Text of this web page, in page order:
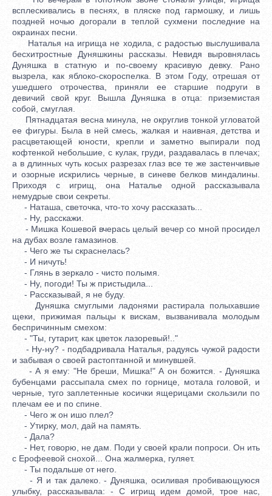
всплескивались в песнях, в пляске под гармошку, и лишь
поздней ночью догорали в теплой сухмени последние на
окраинах песни.
Наталья на игрища не ходила, с радостью выслушивала
бесхитростные Дуняшкины рассказы. Невидя выровнялась
Дуняшка в статную и по-своему красивую девку. Рано
вызрела, как яблоко-скороспелка. В этом Году, отрешая от
ушедшего отрочества, приняли ее старшие подруги в
девичий свой круг. Вышла Дуняшка в отца: приземистая
собой, смуглая.
Пятнадцатая весна минула, не округлив тонкой угловатой
ее фигуры. Была в ней смесь, жалкая и наивная, детства и
расцветающей юности, крепли и заметно выпирали под
кофтенкой небольшие, с кулак, груди, раздавалась в плечах;
а в длинных чуть косых разрезах глаз все те же застенчивые
и озорные искрились черные, в синеве белков миндалины.
Приходя с игрищ, она Наталье одной рассказывала
немудрые свои секреты.
- Наташа, светочка, что-то хочу рассказать...
- Ну, расскажи.
- Мишка Кошевой вчерась целый вечер со мной просидел
на дубах возле гамазинов.
- Чего же ты скраснелась?
- И ничуть!
- Глянь в зеркало - чисто полымя.
- Ну, погоди! Ты ж пристыдила...
- Рассказывай, я не буду.
Дуняшка смуглыми ладонями растирала полыхавшие
щеки, прижимая пальцы к вискам, вызванивала молодым
беспричинным смехом:
- "Ты, гутарит, как цветок лазоревый!.."
- Ну-ну? - подбадривала Наталья, радуясь чужой радости
и забывая о своей растоптанной и минувшей.
- А я ему: "Не бреши, Мишка!" А он божится. - Дуняшка
бубенцами рассыпала смех по горнице, мотала головой, и
черные, туго заплетенные косички ящерицами скользили по
плечам ее и по спине.
- Чего ж он ишо плел?
- Утирку, мол, дай на память.
- Дала?
- Нет, говорю, не дам. Поди у своей крали попроси. Он ить
с Ерофеевой снохой... Она жалмерка, гуляет.
- Ты подальше от него.
- Я и так далеко. - Дуняшка, осиливая пробивающуюся
улыбку, рассказывала: - С игрищ идем домой, трое нас,